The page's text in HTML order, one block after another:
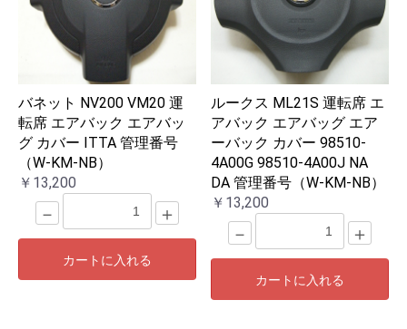
バネット NV200 VM20 運
転席 エアバック エアバッ
グ カバー ITTA 管理番号
（W-KM-NB）
￥13,200
－ ＋
カートに入れる
ルークス ML21S 運転席 エ
アバック エアバッグ エア
ーバック カバー 98510-
4A00G 98510-4A00J NA
DA 管理番号（W-KM-NB）
￥13,200
－ ＋
カートに入れる